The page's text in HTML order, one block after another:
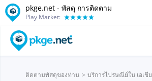
pkge.net - พัสดุ การติดตาม
Play Market:
ติดตามพัสดุของท่าน บริการไปรษณีย์ใน เอเชีย